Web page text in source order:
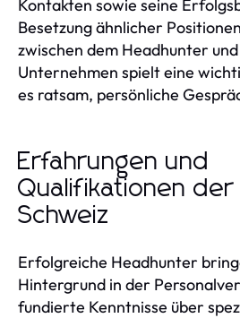
Kontakten sowie seine
Besetzung ähnlicher
zwischen dem Headhunter
Unternehmen spielt eine
es ratsam, persönliche
Erfahrungen und
Qualifikationen
Schweiz
Erfolgreiche Headhunter
Hintergrund in der
fundierte Kenntnisse über